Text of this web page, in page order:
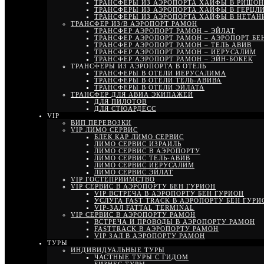
ТРАНСФЕРЫ ИЗ АЭРОПОРТА ХАЙФЫ В
ТРАНСФЕРЫ ИЗ АЭРОПОРТА ХАЙФЫ В
ТРАНСФЕРЫ ИЗ АЭРОПОРТА ХАЙФЫ В
ТРАНСФЕР ИЗ/В АЭРОПОРТ РАМОН
ТРАНСФЕР АЭРОПОРТ РАМОН – ЭЙЛАТ
ТРАНСФЕР АЭРОПОРТ РАМОН – АЭРОПОРТ
ТРАНСФЕР АЭРОПОРТ РАМОН – ТЕЛЬ АВИВ
ТРАНСФЕР АЭРОПОРТ РАМОН – ИЕРУСАЛИМ
ТРАНСФЕР АЭРОПОРТ РАМОН – ЭЙН-БОКЕК
ТРАНСФЕРЫ ИЗ АЭРОПОРТА В ОТЕЛЬ
ТРАНСФЕРЫ В ОТЕЛИ ИЕРУСАЛИМА
ТРАНСФЕРЫ В ОТЕЛИ ТЕЛЬ-АВИВА
ТРАНСФЕРЫ В ОТЕЛИ ЭЙЛАТА
ТРАНСФЕР ДЛЯ АВИА ЭКИПАЖЕЙ
ДЛЯ ПИЛОТОВ
ДЛЯ СТЮАРДЕСС
VIP
ВИП ПЕРЕВОЗКИ
VIP ЛИМО СЕРВИС
БЛЕК КАР ЛИМО СЕРВИС
ЛИМО СЕРВИС ИЗРАИЛЬ
ЛИМО СЕРВИС В АЭРОПОРТУ
ЛИМО СЕРВИС ТЕЛЬ-АВИВ
ЛИМО СЕРВИС ИЕРУСАЛИМ
ЛИМО СЕРВИС ЭЙЛАТ
VIP ГОСТЕПРИИМСТВО
VIP СЕРВИС В АЭРОПОРТУ БЕН ГУРИОН
VIP ВСТРЕЧА В АЭРОПОРТУ БЕН ГУРИОН
УСЛУГА FAST TRACK В АЭРОПОРТУ БЕН
VIP-ЗАЛ FATTAL TERMINAL
VIP СЕРВИС В АЭРОПОРТУ РАМОН
ВСТРЕЧА И ПРОВОДЫ В АЭРОПОРТУ РАМОН
FASTTRACK В АЭРОПОРТУ РАМОН
VIP ЗАЛ В АЭРОПОРТУ РАМОН
ТУРЫ
ИНДИВИДУАЛЬНЫЕ ТУРЫ
ЧАСТНЫЕ ТУРЫ С ГИДОМ